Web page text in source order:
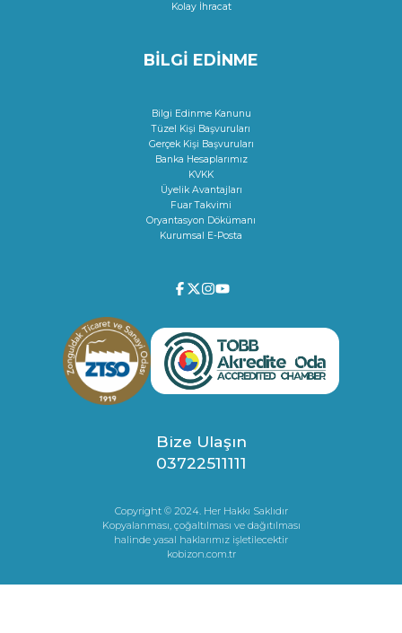
Kolay İhracat
BİLGİ EDİNME
Bilgi Edinme Kanunu
Tüzel Kişi Başvuruları
Gerçek Kişi Başvuruları
Banka Hesaplarımız
KVKK
Üyelik Avantajları
Fuar Takvimi
Oryantasyon Dökümanı
Kurumsal E-Posta
Bize Ulaşın
03722511111
Copyright © 2024. Her Hakkı Saklıdır
Kopyalanması, çoğaltılması ve dağıtılması
halinde yasal haklarımız işletilecektir
kobizon.com.tr